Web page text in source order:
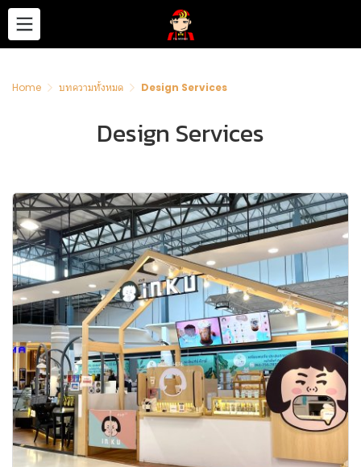
Home บทความทั้งหมด Design Services
Design Services